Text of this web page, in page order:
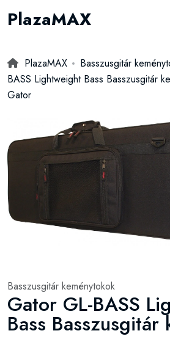
PlazaMAX
PlazaMAX Basszusgitár
BASS Lightweight Bass Basszusgitár
Gator
Basszusgitár keménytokok
Gator GL-BASS
Bass Basszusgitár